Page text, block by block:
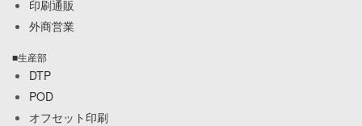
印刷通販
外商営業
■生産部
DTP
POD
オフセット印刷